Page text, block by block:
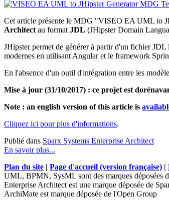
Cet article présente le MDG "VISEO EA UML to
Architect au format JDL (JHipster Domain
JHipster permet de générer à partir d'un fichier
modernes en utilisant Angular et le framework
En l'absence d'un outil d'intégration entre les
Mise à jour (31/10/2017) : ce projet est
Note : an english version of this article is
Cliquez ici pour plus d'informations.
Publié dans Sparx Systems Enterprise Architect
En savoir plus...
Plan du site | Page d'accueil (version française) |
UML, BPMN, SysML sont des marques déposées
Enterprise Architect est une marque déposée de
ArchiMate est marque déposée de l'Open Group